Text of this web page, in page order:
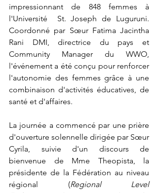
impressionnant de 848 femmes à
l'Université  St. Joseph de Luguruni.
Coordonné par Sœur Fatima Jacintha
Rani DMI, directrice du pays et
Community Manager du WWO,
l'événement a été conçu pour renforcer
l'autonomie des femmes grâce à une
combinaison d'activités éducatives, de
santé et d'affaires.
La journée a commencé par une prière
d'ouverture solennelle dirigée par Sœur
Cyrila, suivie d'un discours de
bienvenue de Mme Theopista, la
présidente de la Fédération au niveau
régional (Regional Level